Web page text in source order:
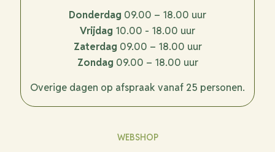
Donderdag 09.00 – 18.00 uur
Vrijdag 10.00 - 18.00 uur
Zaterdag 09.00 – 18.00 uur
Zondag 09.00 – 18.00 uur
Overige dagen op afspraak vanaf 25 personen.
WEBSHOP